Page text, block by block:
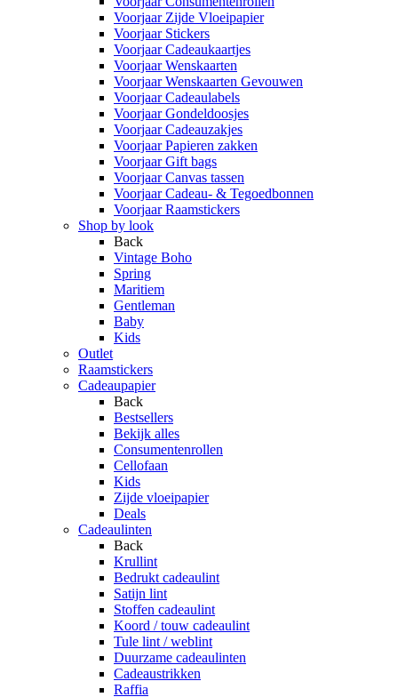
Voorjaar Zijde Vloeipapier
Voorjaar Stickers
Voorjaar Cadeaukaartjes
Voorjaar Wenskaarten
Voorjaar Wenskaarten Gevouwen
Voorjaar Cadeaulabels
Voorjaar Gondeldoosjes
Voorjaar Cadeauzakjes
Voorjaar Papieren zakken
Voorjaar Gift bags
Voorjaar Canvas tassen
Voorjaar Cadeau- & Tegoedbonnen
Voorjaar Raamstickers
Shop by look
Back
Vintage Boho
Spring
Maritiem
Gentleman
Baby
Kids
Outlet
Raamstickers
Cadeaupapier
Back
Bestsellers
Bekijk alles
Consumentenrollen
Cellofaan
Kids
Zijde vloeipapier
Deals
Cadeaulinten
Back
Krullint
Bedrukt cadeaulint
Satijn lint
Stoffen cadeaulint
Koord / touw cadeaulint
Tule lint / weblint
Duurzame cadeaulinten
Cadeaustrikken
Raffia